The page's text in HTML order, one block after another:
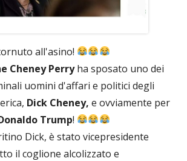
all'asino!
Cheney Perryha sposato uno dei
uomini d'affari e politici degli
Dick Cheney, e ovviamente per
Trump!
Dick, è stato vicepresidente
il coglione alcolizzato e